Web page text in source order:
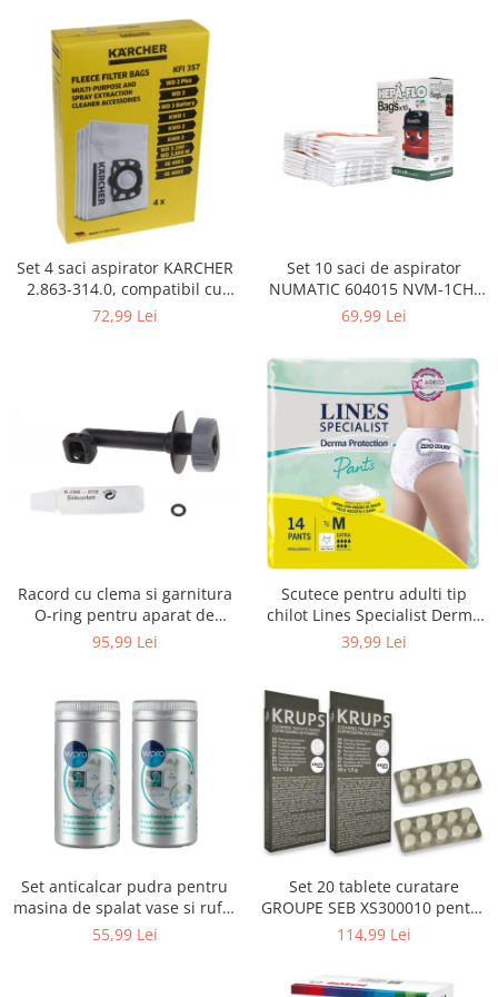
Decoratiuni
Gradinarit
Hobby-uri creative
Iluminat & Electrice
Jaluzele
Kit-uri automatizari porti si usi
Mobila dormitor
Mobila gradina & terasa
Mobila Living & Dining
Organizare si depozitare
Scule electrice si unelte
Silicon, spume si solutii tehnice
Sisteme Incalzire
Textile si covoare
Accesorii tablete
Laptopuri si Accesorii
Wearable & Gadgeturi
Electrocasnice & Climatizare
Accesorii si piese masini spalat
rufe si uscatoare
Accesorii si piese masini spalat
Aparate Racire Aer
Aragaze si cuptoare cu microunde
Set 4 saci aspirator KARCHER
2.863-314.0, compatibil cu
WD, KWD, SE
72,99 Lei
Set 10 saci de aspirator
NUMATIC 604015 NVM-1CH,
9L
69,99 Lei
Racord cu clema si garnitura
O-ring pentru aparat de
spalat cu presiune, KARCHER
95,99 Lei
Scutece pentru adulti tip
chilot Lines Specialist Derma
Protection Extra, 7 picaturi,
39,99 Lei
Set anticalcar pudra pentru
masina de spalat vase si rufe,
WPRO 484000008416, 2 x 250g
55,99 Lei
Set 20 tablete curatare
GROUPE SEB XS300010 pentru
espressoare Krups (2x10
114,99 Lei